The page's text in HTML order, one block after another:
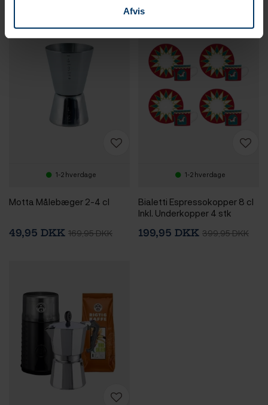
Afvis
1-2 hverdage
Motta Målebæger 2-4 cl
49,95 DKK 169,95 DKK
1-2 hverdage
Bialetti Espressokopper 8 cl
Inkl. Underkopper 4 stk
Edition
199,95 DKK 399,95 DKK